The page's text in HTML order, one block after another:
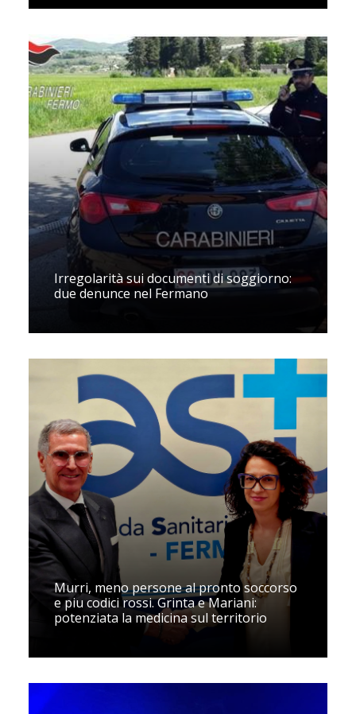
Irregolarità sui documenti di soggiorno:
due denunce nel Fermano
Murri, meno persone al pronto soccorso
e piu codici rossi. Grinta e Mariani:
potenziata la medicina sul territorio